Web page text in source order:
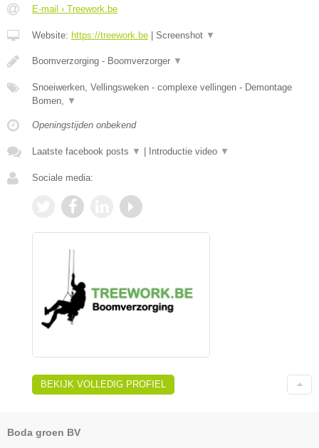
E-mail › Treework.be
Website: https://treework.be Screenshot ▼
Boomverzorging - Boomverzorger ▼
Snoeiwerken, Vellingsweken - complexe vellingen - Demontage
Bomen,
▼
Openingstijden onbekend
Laatste facebook posts ▼ Introductie video ▼
Sociale media:
BEKIJK VOLLEDIG PROFIEL
Boda groen BV